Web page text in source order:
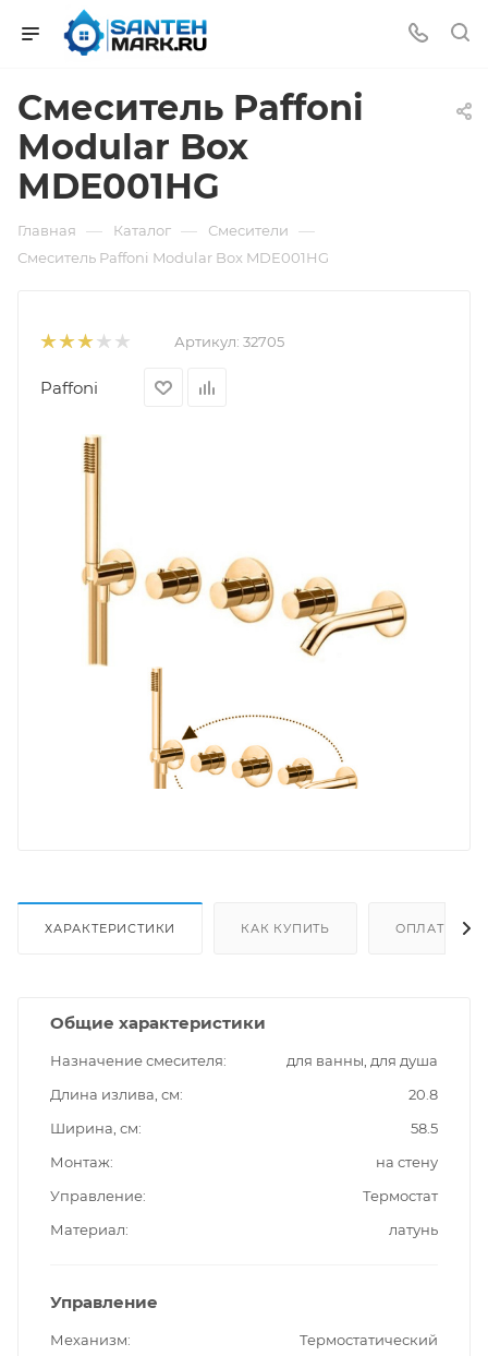
Смеситель Paffoni
Modular Box
MDE001HG
Главная — Каталог — Смесители —
Смеситель Paffoni Modular Box MDE001HG
Артикул: 32705
Paffoni
ХАРАКТЕРИСТИКИ КАК КУПИТЬ ОПЛАТА
Общие характеристики
Назначение смесителя
для ванны, для душа
Длина излива, см
20.8
Ширина, см
58.5
Монтаж
на стену
Управление
Термостат
Материал
латунь
Управление
Механизм
Термостатический